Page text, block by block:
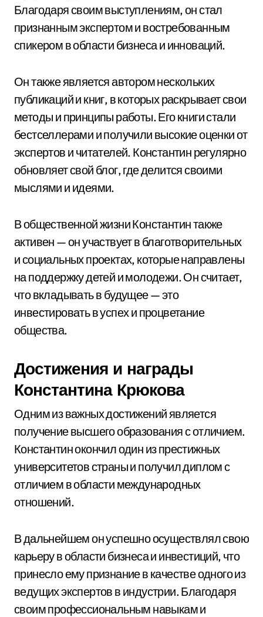
Благодаря своим выступлениям, он стал
признанным экспертом и востребованным
спикером в области бизнеса и инноваций.
Он также является автором нескольких
публикаций и книг, в которых раскрывает свои
методы и принципы работы. Его книги стали
бестселлерами и получили высокие оценки от
экспертов и читателей. Константин регулярно
обновляет свой блог, где делится своими
мыслями и идеями.
В общественной жизни Константин также
активен — он участвует в благотворительных
и социальных проектах, которые направлены
на поддержку детей и молодежи. Он считает,
что вкладывать в будущее — это
инвестировать в успех и процветание
общества.
Достижения и награды
Константина Крюкова
Одним из важных достижений является
получение высшего образования с отличием.
Константин окончил один из престижных
университетов страны и получил диплом с
отличием в области международных
отношений.
В дальнейшем он успешно осуществлял свою
карьеру в области бизнеса и инвестиций, что
принесло ему признание в качестве одного из
ведущих экспертов в индустрии. Благодаря
своим профессиональным навыкам и